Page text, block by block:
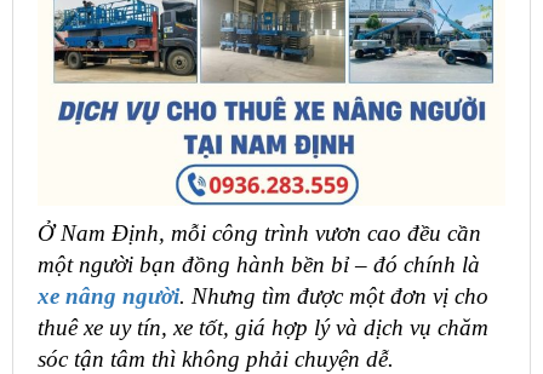
Ở Nam Định, mỗi công trình vươn cao đều cần
một người bạn đồng hành bền bỉ – đó chính là
xe nâng người. Nhưng tìm được một đơn vị cho
thuê xe uy tín, xe tốt, giá hợp lý và dịch vụ chăm
sóc tận tâm thì không phải chuyện dễ.